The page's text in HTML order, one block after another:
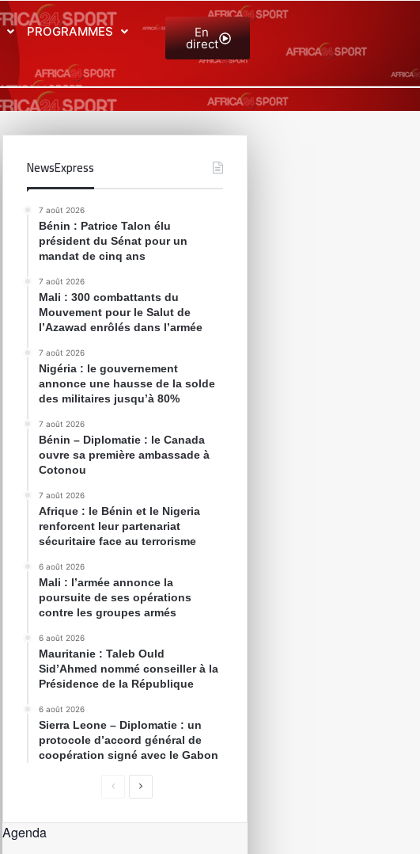
PROGRAMMES En
direct
NewsExpress
7 août 2026
Bénin : Patrice Talon élu
président du Sénat pour un
mandat de cinq ans
7 août 2026
Mali : 300 combattants du
Mouvement pour le Salut de
l’Azawad enrôlés dans l’armée
7 août 2026
Nigéria : le gouvernement
annonce une hausse de la solde
des militaires jusqu’à 80%
7 août 2026
Bénin – Diplomatie : le Canada
ouvre sa première ambassade à
Cotonou
7 août 2026
Afrique : le Bénin et le Nigeria
renforcent leur partenariat
sécuritaire face au terrorisme
6 août 2026
Mali : l’armée annonce la
poursuite de ses opérations
contre les groupes armés
6 août 2026
Mauritanie : Taleb Ould
Sid’Ahmed nommé conseiller à la
Présidence de la République
6 août 2026
Sierra Leone – Diplomatie : un
protocole d’accord général de
coopération signé avec le Gabon
Agenda